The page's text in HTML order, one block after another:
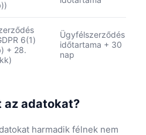
6(1)
+ 28.
Ügyfélszerződés
időtartama + 30
nap
az adatokat?
harmadik félnek nem